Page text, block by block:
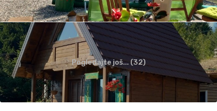
Pogledajte još... (32)